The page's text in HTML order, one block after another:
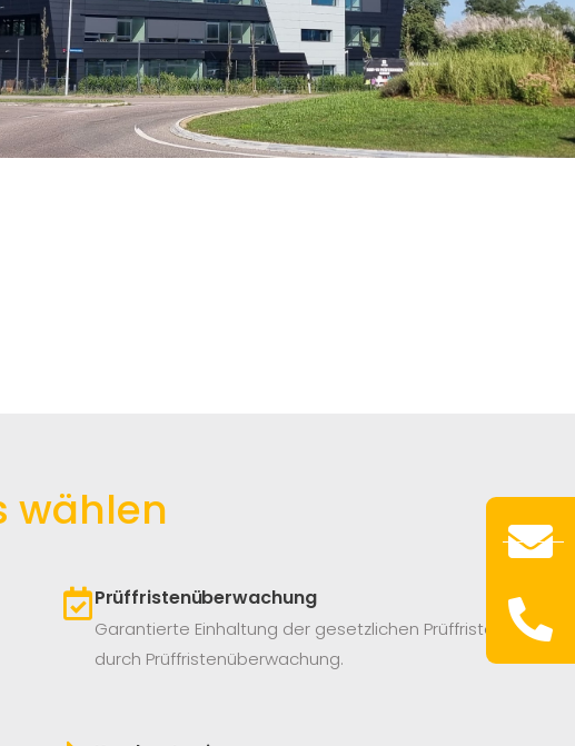
wählen
Prüffristenüberwachung
Garantierte Einhaltung der gesetzlichen Prüffristen
durch Prüffristenüberwachung.